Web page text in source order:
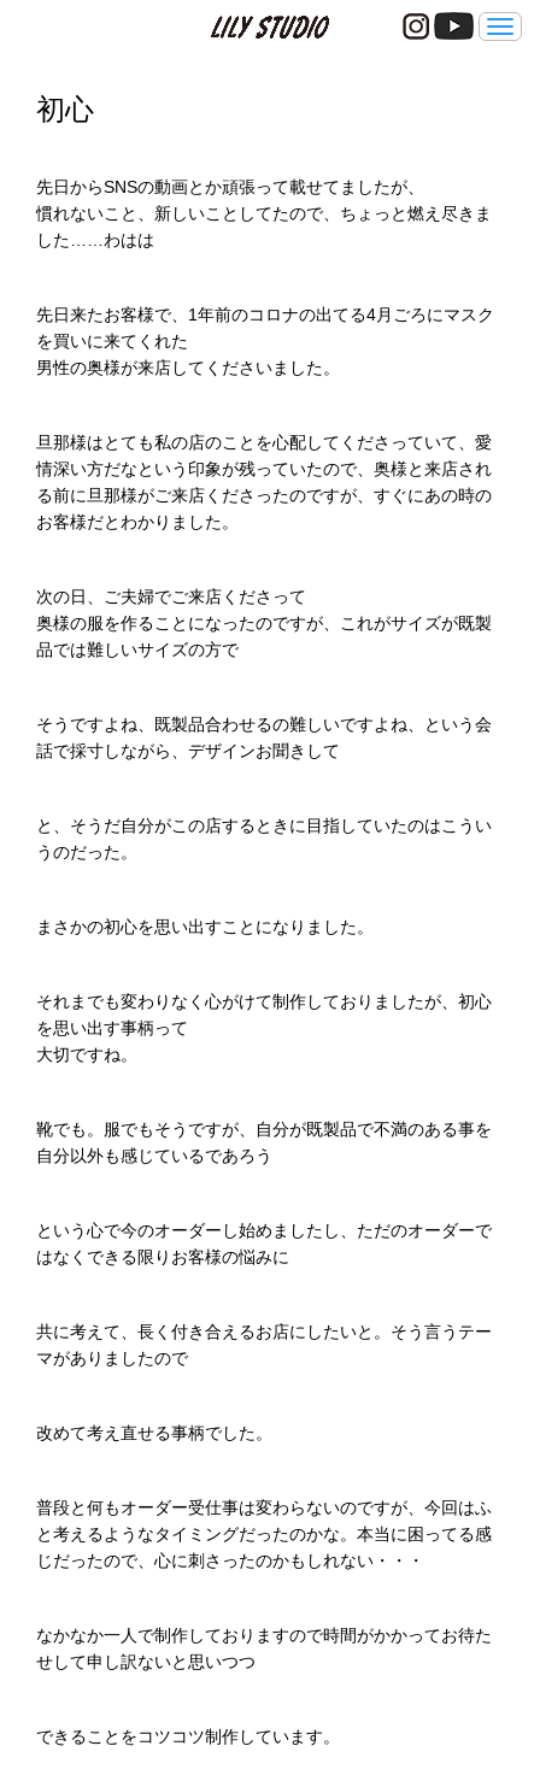
メ
ニ
初心
先日からSNSの動画とか頑張って載せてましたが、
慣れないこと、新しいことしてたので、ちょっと燃え尽きま
した……わはは
先日来たお客様で、1年前のコロナの出てる4月ごろにマスク
を買いに来てくれた
男性の奥様が来店してくださいました。
旦那様はとても私の店のことを心配してくださっていて、愛
情深い方だなという印象が残っていたので、奥様と来店され
る前に旦那様がご来店くださったのですが、すぐにあの時の
お客様だとわかりました。
次の日、ご夫婦でご来店くださって
奥様の服を作ることになったのですが、これがサイズが既製
品では難しいサイズの方で
そうですよね、既製品合わせるの難しいですよね、という会
話で採寸しながら、デザインお聞きして
と、そうだ自分がこの店するときに目指していたのはこうい
うのだった。
まさかの初心を思い出すことになりました。
それまでも変わりなく心がけて制作しておりましたが、初心
を思い出す事柄って
大切ですね。
靴でも。服でもそうですが、自分が既製品で不満のある事を
自分以外も感じているであろう
という心で今のオーダーし始めましたし、ただのオーダーで
はなくできる限りお客様の悩みに
共に考えて、長く付き合えるお店にしたいと。そう言うテー
マがありましたので
改めて考え直せる事柄でした。
普段と何もオーダー受仕事は変わらないのですが、今回はふ
と考えるようなタイミングだったのかな。本当に困ってる感
じだったので、心に刺さったのかもしれない・・・
なかなか一人で制作しておりますので時間がかかってお待た
せして申し訳ないと思いつつ
できることをコツコツ制作しています。